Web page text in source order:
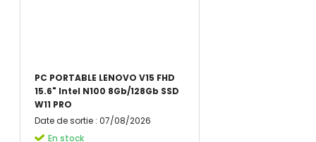
PC PORTABLE LENOVO V15 FHD
15.6" Intel N100 8Gb/128Gb SSD
W11 PRO
Date de sortie : 07/08/2026
En stock